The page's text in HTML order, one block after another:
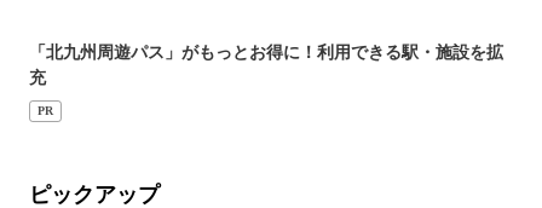
「北九州周遊パス」がもっとお得に！利用できる駅・施設を拡
充
PR
ピックアップ